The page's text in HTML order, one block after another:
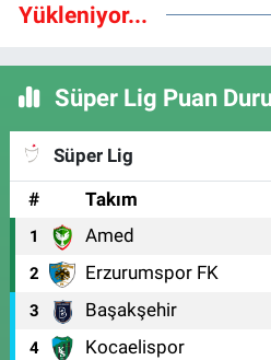
Yükleniyor...
Süper Lig Puan
Süper Lig
#
Takım
1 Amed
2 Erzurumspor FK
3 Başakşehir
4 Kocaelispor